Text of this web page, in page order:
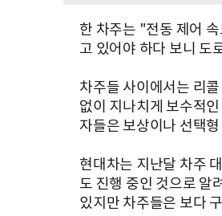
한 차주는 "전동 제어
고 있어야 하다 보니 도
차주들 사이에서는 리
없이 지나치게 보수적
자들은 보상이나 선택
현대차는 지난달 차주
도 진행 중인 것으로 알
있지만 차주들은 보다